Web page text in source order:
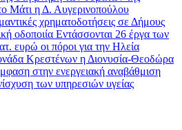
Μάτι η Δ. Αυγερινοπούλου
χρηματοδοτήσεις σε Δήμους
οδοποιία Εντάσσονται 26 έργα των
ευρώ οι πόροι για την Ηλεία
Κρεστένων η Διονυσία-Θεοδώρα
στην ενεργειακή αναβάθμιση
των υπηρεσιών υγείας